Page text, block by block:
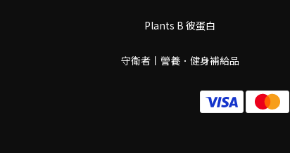
Plants B 彼蛋白
守衛者丨謍養．健身補給品